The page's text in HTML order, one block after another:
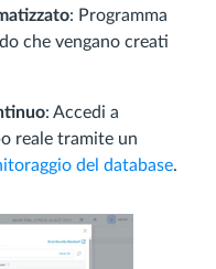
: Programma
che vengano creati
: Accedi a
reale tramite un
del database.